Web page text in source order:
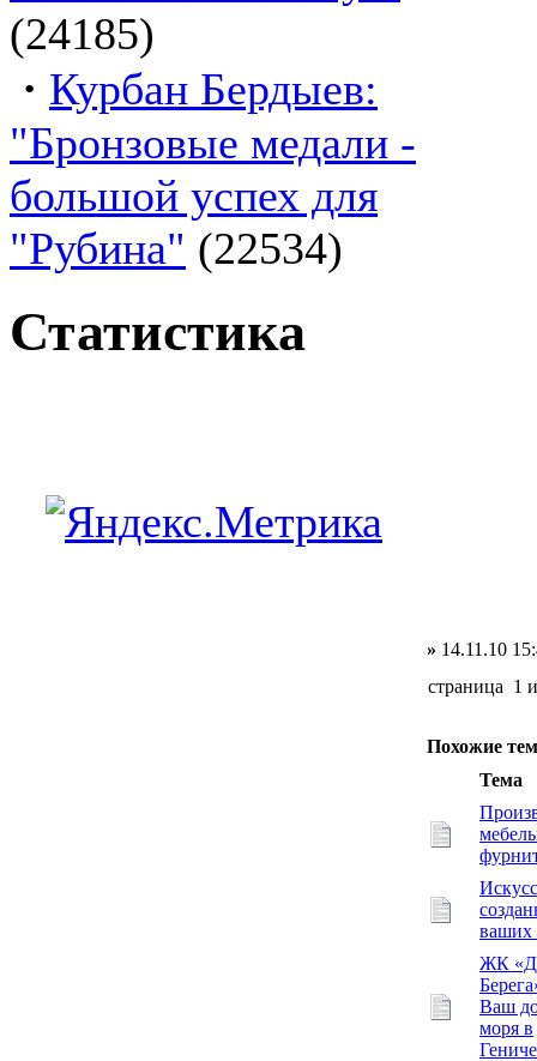
(24185)
· Курбан Бердыев:
"Бронзовые медали -
большой успех для
"Рубина" (22534)
Статистика
» 14.11.10
страница 1
Похожие
Тема
ваших
ЖК
Ваш
моря в